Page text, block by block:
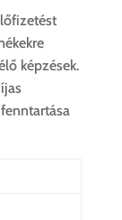
képzések.